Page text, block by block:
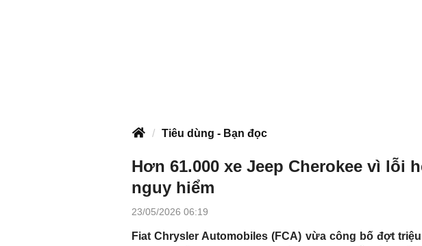
Tiêu dùng - Bạn đọc
Hơn 61.000 xe Jeep Cherokee vì lỗi
nguy hiểm
23/05/2026 06:19
Fiat Chrysler Automobiles (FCA) vừa công bố đợt